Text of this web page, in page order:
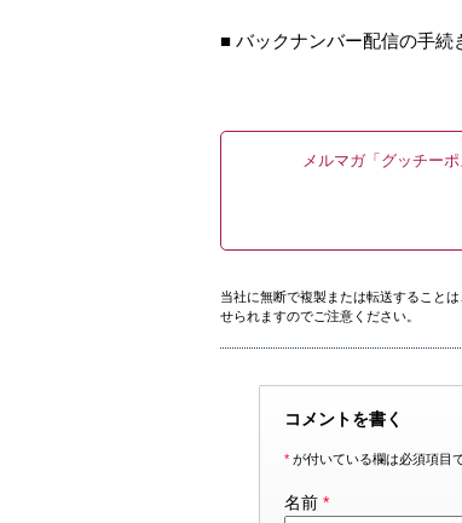
■ バックナンバー配信の手続
メルマガ「グッチー
当社に無断で複製または転送すること
せられますのでご注意ください。
コメントを書く
*が付いている欄は必須項目
名前 *